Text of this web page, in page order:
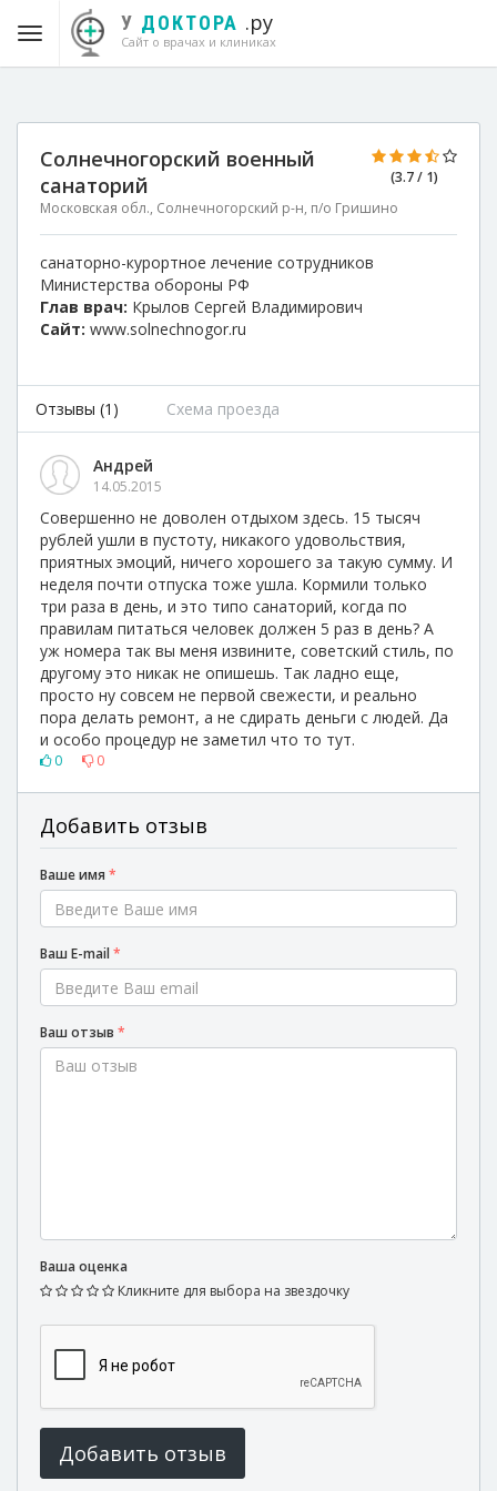
У ДОКТОРА .ру
Сайт о врачах и клиниках
(3.7 / 1)
Солнечногорский военный
санаторий
Московская обл., Солнечногорский р-н, п/о Гришино
санаторно-курортное лечение сотрудников
Министерства обороны РФ
Глав врач: Крылов Сергей Владимирович
Сайт: www.solnechnogor.ru
Отзывы (1) Схема проезда
Андрей
14.05.2015
Совершенно не доволен отдыхом здесь. 15 тысяч
рублей ушли в пустоту, никакого удовольствия,
приятных эмоций, ничего хорошего за такую сумму. И
неделя почти отпуска тоже ушла. Кормили только
три раза в день, и это типо санаторий, когда по
правилам питаться человек должен 5 раз в день? А
уж номера так вы меня извините, советский стиль, по
другому это никак не опишешь. Так ладно еще,
просто ну совсем не первой свежести, и реально
пора делать ремонт, а не сдирать деньги с людей. Да
и особо процедур не заметил что то тут.
0 0
Добавить отзыв
Ваше имя *
Ваш E-mail*
Ваш отзыв *
Ваша оценка
Кликните для выбора на звездочку
Добавить отзыв